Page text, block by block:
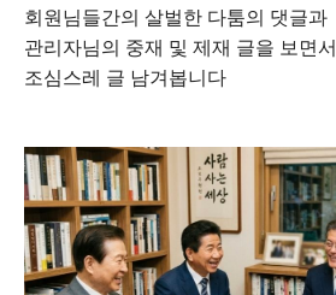
회원님들간의 살벌한 다툼의 댓글과
관리자님의 중재 및 제재 글을 보면서
조심스레 글 남겨봅니다